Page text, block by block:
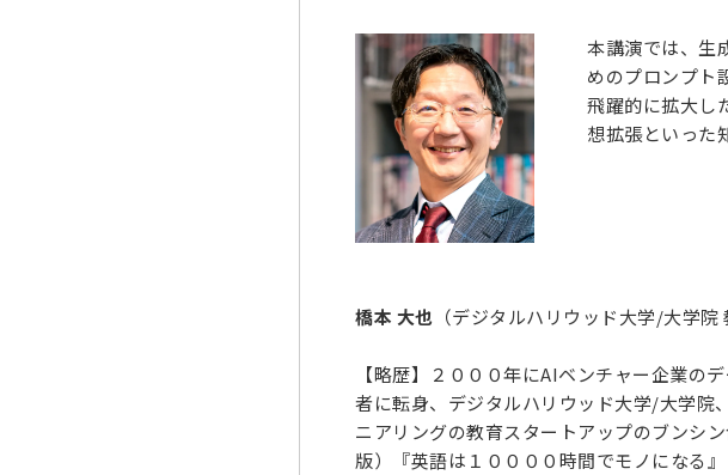
本講演では、生
めのプロンプト
飛躍的に拡大し
想拡張といった
橋本 大也 （デジタルハリウッド大学/大学
【略歴】２０００年にAIベンチャー企業の
者に転身、デジタルハリウッド大学/大学院
ニアリングの教育スタートアップのブンシ
版）『英語は１００００時間でモノになる